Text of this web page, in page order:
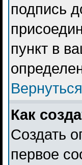
подпись
пункт в
Как
Создать
первое